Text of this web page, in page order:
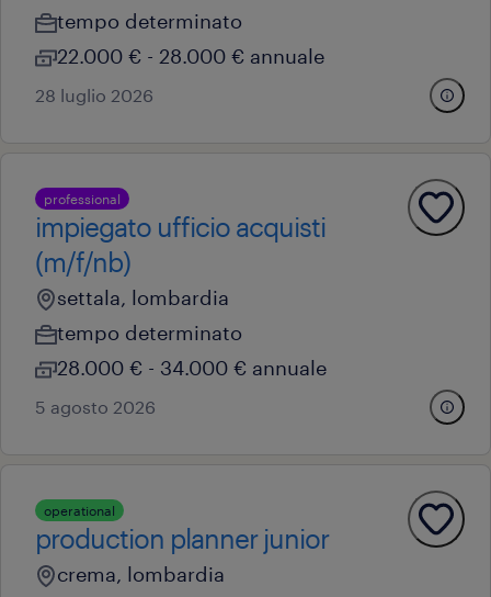
tempo determinato
22.000 € - 28.000 € annuale
28 luglio 2026
professional
impiegato ufficio acquisti
(m/f/nb)
settala, lombardia
tempo determinato
28.000 € - 34.000 € annuale
5 agosto 2026
operational
production planner junior
crema, lombardia